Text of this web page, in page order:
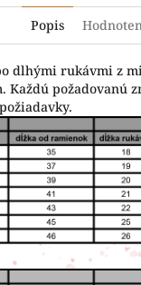
Popis
dlhými rukávmi z
požadovanú